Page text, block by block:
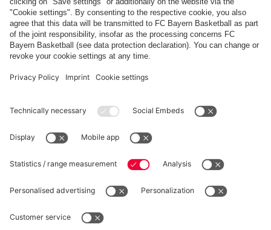
FC Bayern Store App
RÉTRACTATION
Intimité
Paramètres des cookies
*Les prix incluent la TVA et excluent les frais d'expédition